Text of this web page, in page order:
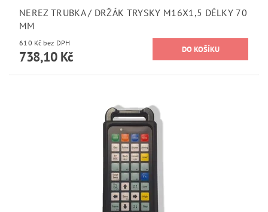
NEREZ TRUBKA / DRŽÁK TRYSKY M16X1,5 DÉLKY 70
MM
610 Kč bez DPH
738,10 Kč